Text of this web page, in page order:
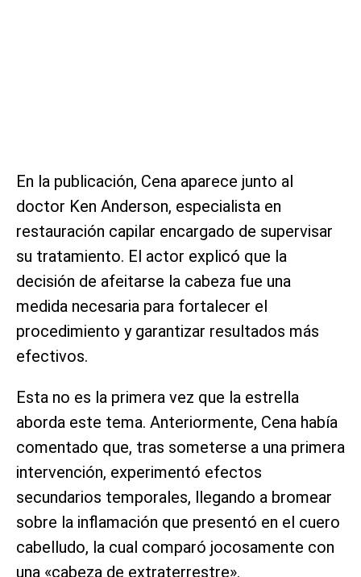
En la publicación, Cena aparece junto al
doctor Ken Anderson, especialista en
restauración capilar encargado de supervisar
su tratamiento. El actor explicó que la
decisión de afeitarse la cabeza fue una
medida necesaria para fortalecer el
procedimiento y garantizar resultados más
efectivos.
Esta no es la primera vez que la estrella
aborda este tema. Anteriormente, Cena había
comentado que, tras someterse a una primera
intervención, experimentó efectos
secundarios temporales, llegando a bromear
sobre la inflamación que presentó en el cuero
cabelludo, la cual comparó jocosamente con
una «cabeza de extraterrestre».